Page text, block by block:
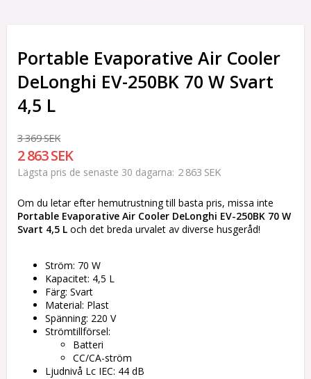
Portable Evaporative Air Cooler
DeLonghi EV-250BK 70 W Svart
4,5 L
3 369 SEK
2 863 SEK
Lägsta pris de senaste 30 dagarna 2 863 SEK
Om du letar efter hemutrustning till basta pris, missa inte
Portable Evaporative Air Cooler DeLonghi EV-250BK 70 W
Svart 4,5 L och det breda urvalet av diverse husgeråd!
Ström: 70 W
Kapacitet: 4,5 L
Färg: Svart
Material: Plast
Spänning: 220 V
Strömtillförsel:
Batteri
CC/CA-ström
Ljudnivå Lc IEC: 44 dB